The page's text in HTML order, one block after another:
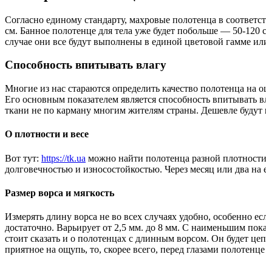
Согласно единому стандарту, махровые полотенца в
см. Банное полотенце для тела уже будет побольше — 50-
случае они все будут выполнены в единой цветовой гамме
Способность впитывать влагу
Многие из нас стараются определить качество полотенца
Его основным показателем является способность
ткани не по карману многим жителям страны. Дешевле
О плотности и весе
Вот тут: https://tk.ua можно найти полотенца разной
долговечностью и износостойкостью. Через месяц или два на
Размер ворса и мягкость
Измерять длину ворса не во всех случаях удобно, особенно
достаточно. Варьирует от 2,5 мм. до 8 мм. С наименьшим
стоит сказать и о полотенцах с длинным ворсом. Он будет
приятное на ощупь, то, скорее всего, перед глазами